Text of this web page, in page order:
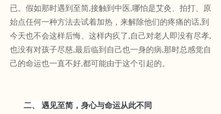
已。假如那时遇到至简,接触到中医,哪怕是艾灸、拍打、原
始点任何一种方法去试着加热，来解除他们的疼痛的话,到
今天也不会这样后悔、这样内疚了,自己对老人即没有尽孝,
也没有对孩子尽慈,最后临到自己也一身的病,那时总感觉自
己的命运也一直不好,都可能由于这个引起的。
二、 遇见至简，身心与命运从此不同